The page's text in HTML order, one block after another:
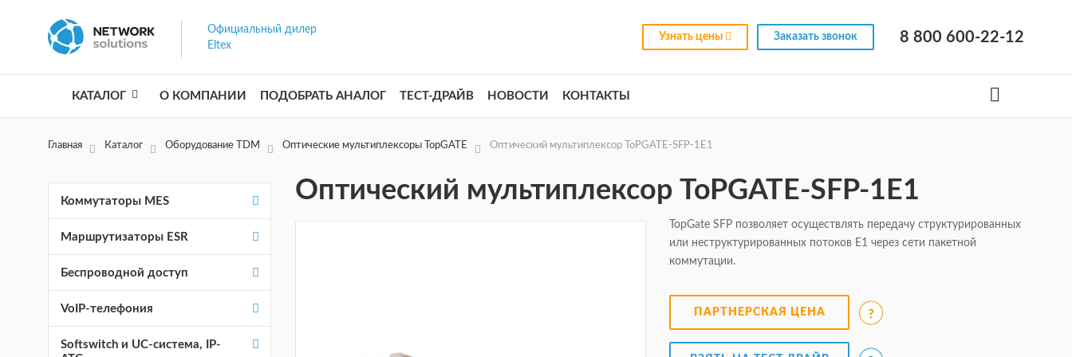
Официальный дилер
Eltex
Узнать цены Заказать звонок 8 800 600-22-12
КАТАЛОГ О КОМПАНИИ ПОДОБРАТЬ АНАЛОГ ТЕСТ-ДРАЙВ НОВОСТИ КОНТАКТЫ
Главная Каталог Оборудование TDM Оптические мультиплексоры TopGATE Оптический мультиплексор ToPGATE-SFP-1Е1
Коммутаторы MES
Маршрутизаторы ESR
Беспроводной доступ
VoIP-телефония
Softswitch и UC-система, IP-
Оптический мультиплексор ToPGATE-SFP-1Е1
TopGate SFP позволяет осуществлять передачу структурированных
или неструктурированных потоков E1 через сети пакетной
коммутации.
ПАРТНЕРСКАЯ ЦЕНА